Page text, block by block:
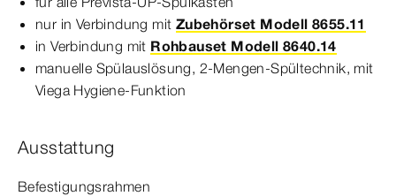
nur in Verbindung mit Zubehörset Modell 8655.11
in Verbindung mit Rohbauset Modell 8640.14
manuelle Spülauslösung, 2-Mengen-​Spültechnik, mit
Viega Hygiene-​Funktion
Ausstattung
Befestigungsrahmen